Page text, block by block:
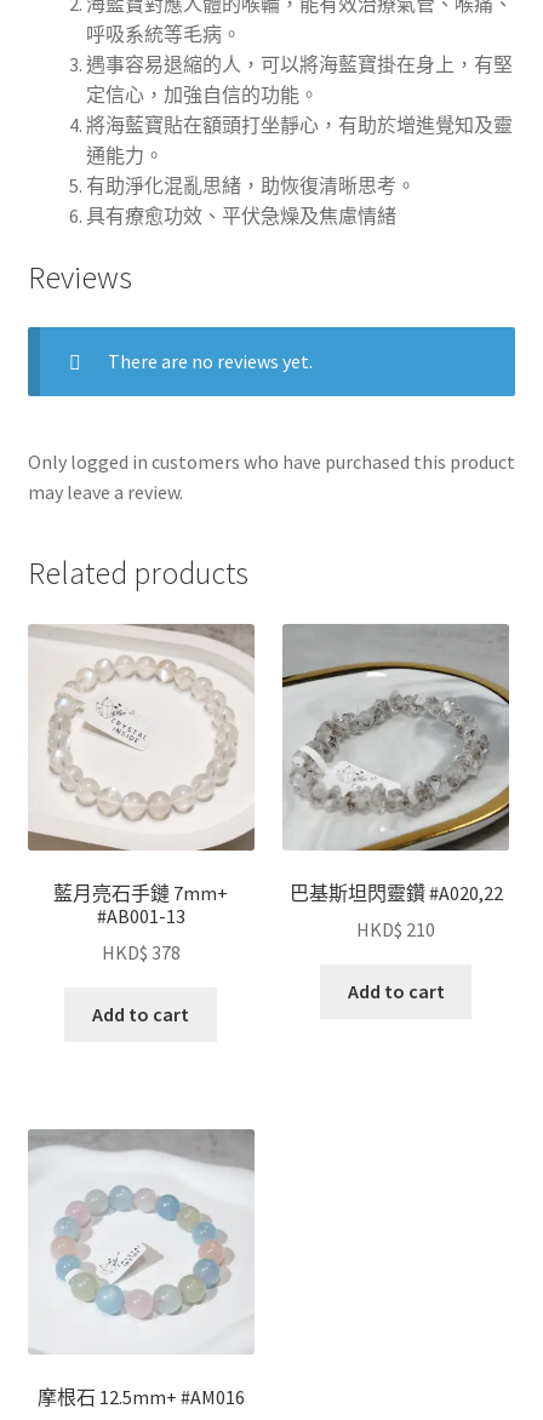
呼吸系統等毛病。
遇事容易退縮的人，可以將海藍寶掛在身上，有堅
定信心，加強自信的功能。
將海藍寶貼在額頭打坐靜心，有助於增進覺知及靈
通能力。
有助淨化混亂思緒，助恢復清晰思考。
具有療愈功效、平伏急燥及焦慮情緒
Reviews
There are no reviews yet.
Only logged in customers who have purchased this product
may leave a review.
Related products
藍月亮石手鏈 7mm+
#AB001-13
HKD$ 378
Add to cart
巴基斯坦閃靈鑽 #A020,22
HKD$ 210
Add to cart
摩根石 12.5mm+ #AM016